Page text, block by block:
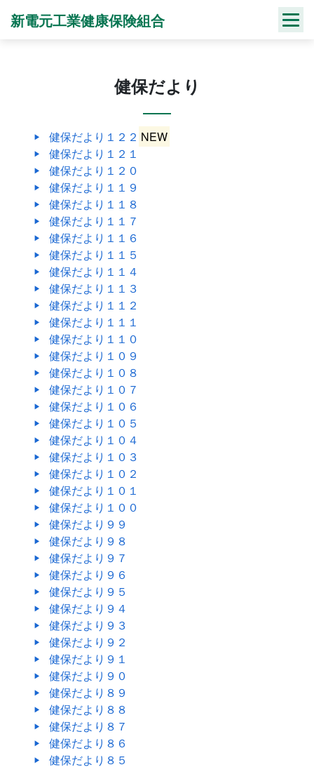
新電元工業健康保険組合
健保だより
健保だより１２２ NEW
健保だより１２１
健保だより１２０
健保だより１１９
健保だより１１８
健保だより１１７
健保だより１１６
健保だより１１５
健保だより１１４
健保だより１１３
健保だより１１２
健保だより１１１
健保だより１１０
健保だより１０９
健保だより１０８
健保だより１０７
健保だより１０６
健保だより１０５
健保だより１０４
健保だより１０３
健保だより１０２
健保だより１０１
健保だより１００
健保だより９９
健保だより９８
健保だより９７
健保だより９６
健保だより９５
健保だより９４
健保だより９３
健保だより９２
健保だより９１
健保だより９０
健保だより８９
健保だより８８
健保だより８７
健保だより８６
健保だより８５